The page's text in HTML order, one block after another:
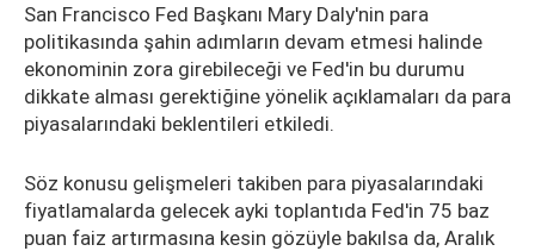
San Francisco Fed Başkanı Mary Daly'nin para
politikasında şahin adımların devam etmesi halinde
ekonominin zora girebileceği ve Fed'in bu durumu
dikkate alması gerektiğine yönelik açıklamaları da para
piyasalarındaki beklentileri etkiledi.
Söz konusu gelişmeleri takiben para piyasalarındaki
fiyatlamalarda gelecek ayki toplantıda Fed'in 75 baz
puan faiz artırmasına kesin gözüyle bakılsa da, Aralık